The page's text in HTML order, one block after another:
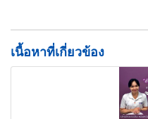
เนื้อหาที่เกี่ยวข้อง